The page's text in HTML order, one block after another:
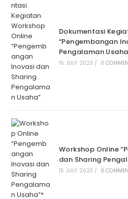
Dokumentasi
“Pengembangan
Pengalaman
15 JULY 2023 / 0
Workshop Online
dan Sharing
15 JULY 2023 / 0